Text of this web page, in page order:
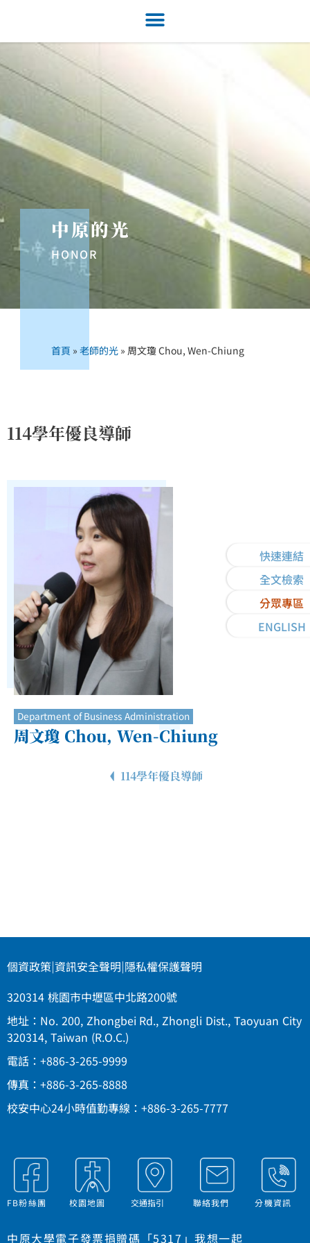
快速連結
全文檢索
分眾專區
ENGLISH
中原的光
HONOR
首頁 »老師的光 » 周文瓊 Chou, Wen-Chiung
114學年優良導師
Department of Business Administration
周文瓊 Chou, Wen-Chiung
114學年優良導師
個資政策|資訊安全聲明|隱私權保護聲明
320314 桃園市中壢區中北路200號
地址：No. 200, Zhongbei Rd., Zhongli Dist., Taoyuan City
320314, Taiwan (R.O.C.)
電話：+886-3-265-9999
傳真：+886-3-265-8888
校安中心24小時值勤專線：+886-3-265-7777
FB粉絲團 校園地圖 交通指引 聯絡我們 分機資訊
中原大學電子發票捐贈碼「5317」我想一起